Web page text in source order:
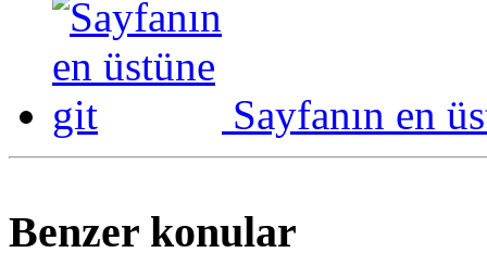
Sayfanın en
Benzer konular